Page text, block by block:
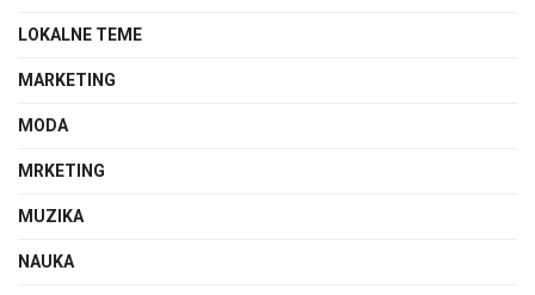
LOKALNE TEME
MARKETING
MODA
MRKETING
MUZIKA
NAUKA